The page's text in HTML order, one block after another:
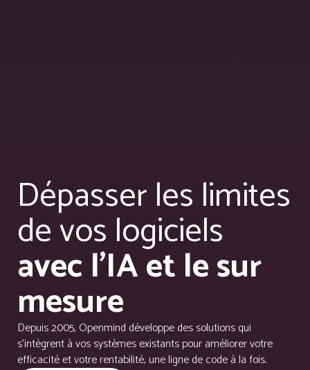
Dépasser les limites
de vos logiciels
avec l'IA et le sur
mesure
Depuis 2005, Openmind développe des solutions qui
s’intègrent à vos systèmes existants pour améliorer votre
efficacité et votre rentabilité, une ligne de code à la fois.